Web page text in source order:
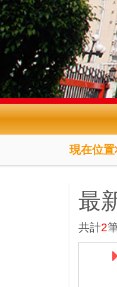
現在位置
最
共計2